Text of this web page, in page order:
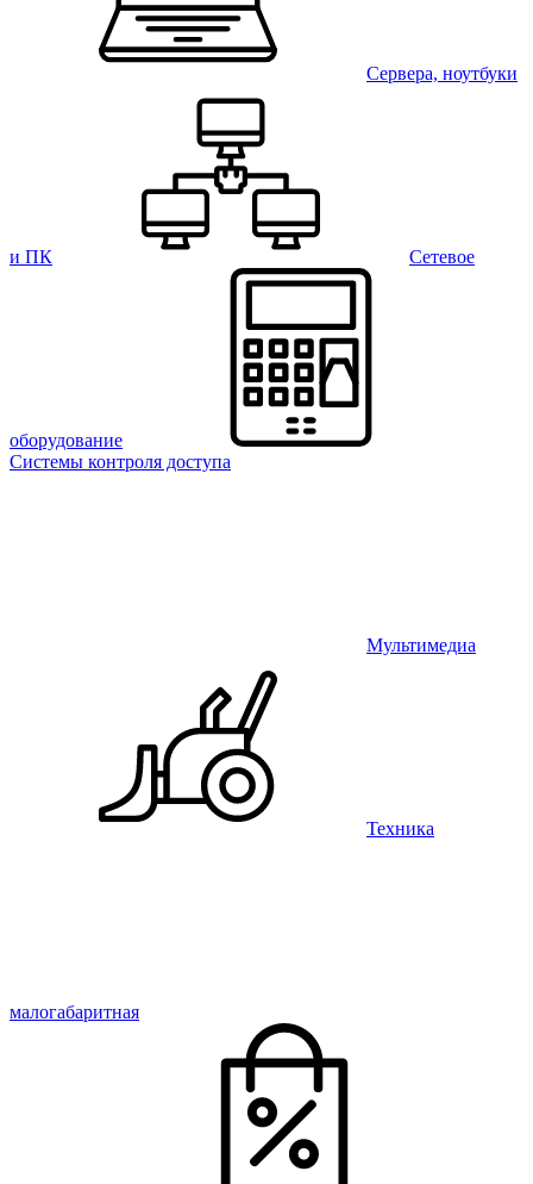
Сервера, ноутбуки
и ПК Сетевое
оборудование
Системы контроля доступа
Мультимедиа
Техника
малогабаритная